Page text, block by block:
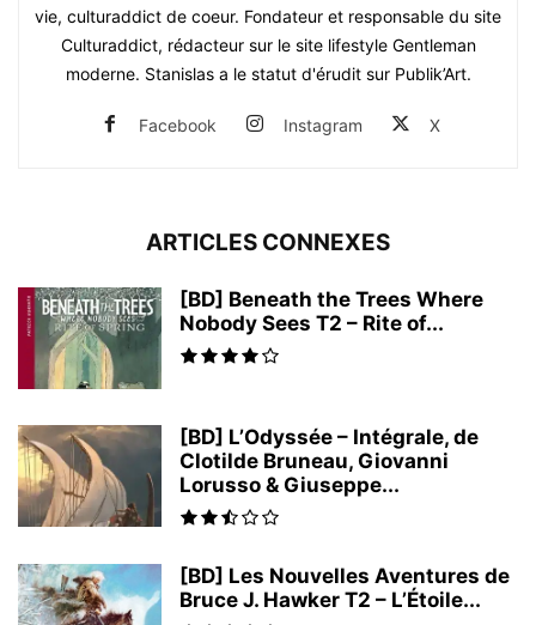
vie, culturaddict de coeur. Fondateur et responsable du site
Culturaddict, rédacteur sur le site lifestyle Gentleman
moderne. Stanislas a le statut d'érudit sur Publik’Art.
Facebook Instagram X
ARTICLES CONNEXES
[BD] Beneath the Trees Where
Nobody Sees T2 – Rite of...
[BD] L’Odyssée – Intégrale, de
Clotilde Bruneau, Giovanni
Lorusso & Giuseppe...
[BD] Les Nouvelles Aventures de
Bruce J. Hawker T2 – L’Étoile...